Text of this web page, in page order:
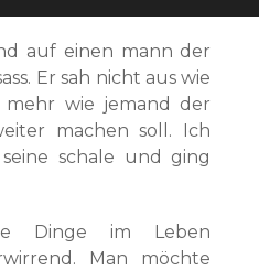
auf einen mann der
Er sah nicht aus wie
wie jemand der
machen soll. Ich
schale und ging
Dinge im Leben
Man möchte